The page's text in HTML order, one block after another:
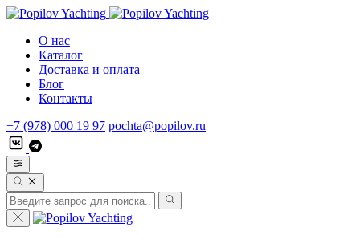
О нас
Каталог
Доставка и оплата
Блог
Контакты
+7 (978) 000 19 97 pochta@popilov.ru